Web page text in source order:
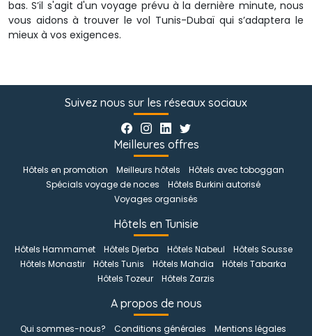
bas. S’il s'agit d'un voyage prévu à la dernière minute, nous
vous aidons à trouver le vol Tunis-Dubaï qui s’adaptera le
mieux à vos exigences.
Suivez nous sur les réseaux sociaux
Meilleures offres
Hôtels en promotion Meilleurs hôtels
Hôtels avec toboggan
Spécials voyage de noces
Hôtels Burkini autorisé
Voyages organisés
Hôtels en Tunisie
Hôtels Hammamet Hôtels Djerba Hôtels Nabeul
Hôtels Sousse
Hôtels Monastir
Hôtels Tunis Hôtels Mahdia
Hôtels Tabarka
Hôtels Tozeur
Hôtels Zarzis
A propos de nous
Qui sommes-nous? Conditions générales Mentions légales